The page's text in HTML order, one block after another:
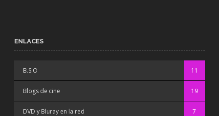
ENLACES
B.S.O 11
Blogs de cine 19
DVD y Bluray en la red 7